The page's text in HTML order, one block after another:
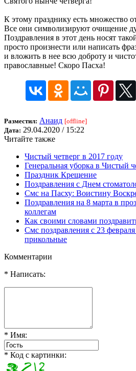
К этому празднику есть множество
Все они символизируют очищение
Поздравления в этот день носят
просто произнести или написать
и вложить в нее всю доброту и
православные! Скоро Пасха!
Разместил: Анаид [offline]
Дата: 29.04.2020 / 15:22
Читайте также
Чистый четверг в 2017 году
Генеральная уборка в Чистый
Праздник Крещение
Поздравления с Днем
Смс на Пасху: Воистину
Поздравления на 8 марта в
коллегам
Как своими словами
Смс поздравления с 23
прикольные
Комментарии
* Написать:
* Имя:
* Код с картинки: